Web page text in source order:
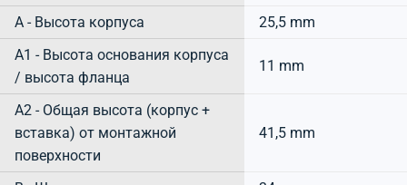
А - Высота корпуса
25,5 mm
A1 - Высота основания корпуса
/ высота фланца
11 mm
A2 - Общая высота (корпус +
вставка) от монтажной
поверхности
41,5 mm